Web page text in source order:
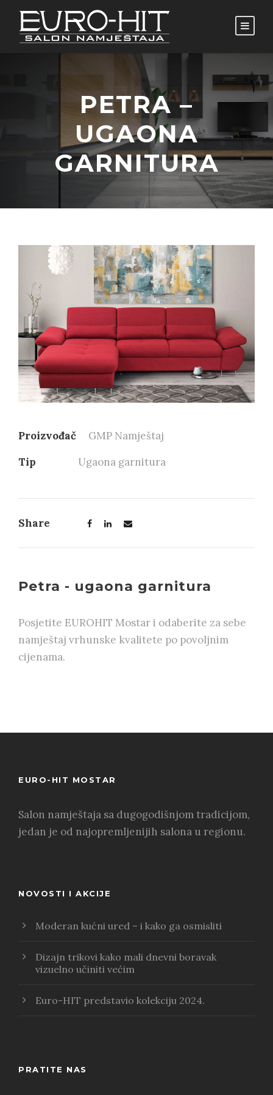
PETRA –
UGAONA
GARNITURA
Proizvođač
GMP Namještaj
Tip
Ugaona garnitura
Share
Petra - ugaona garnitura
Posjetite EUROHIT Mostar i odaberite za sebe
namještaj vrhunske kvalitete po povoljnim
cijenama.
EURO-HIT MOSTAR
Salon namještaja sa dugogodišnjom tradicijom,
jedan je od najopremljenijih salona u regionu.
NOVOSTI I AKCIJE
Moderan kućni ured – i kako ga osmisliti
Dizajn trikovi kako mali dnevni boravak
vizuelno učiniti većim
Euro-HIT predstavio kolekciju 2024.
PRATITE NAS